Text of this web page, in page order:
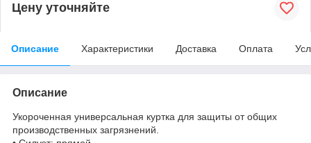
Цену уточняйте
Описание Характеристики Доставка Оплата
Описание
Укороченная универсальная куртка для защиты от общих
производственных загрязнений.